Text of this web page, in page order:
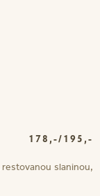
slaninou,
178,-/195,-